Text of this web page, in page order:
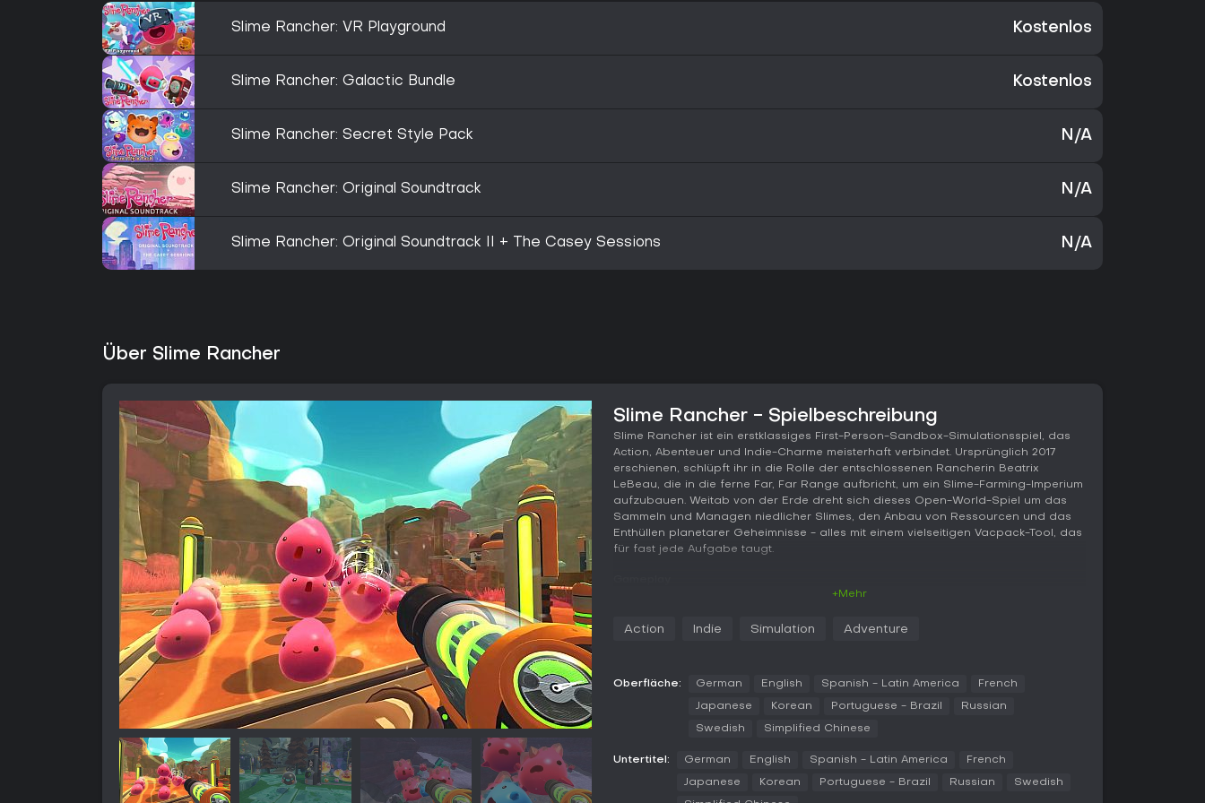
Slime Rancher: VR Playground Kostenlos
Slime Rancher: Galactic Bundle Kostenlos
Slime Rancher: Secret Style Pack N/A
Slime Rancher: Original Soundtrack N/A
Slime Rancher: Original Soundtrack II + The Casey Sessions N/A
Über Slime Rancher
Slime Rancher - Spielbeschreibung
Slime Rancher ist ein erstklassiges First-Person-Sandbox-Simulationsspiel, das
Action, Abenteuer und Indie-Charme meisterhaft verbindet. Ursprünglich 2017
erschienen, schlüpft ihr in die Rolle der entschlossenen Rancherin Beatrix
LeBeau, die in die ferne Far, Far Range aufbricht, um ein Slime-Farming-Imperium
aufzubauen. Weitab von der Erde dreht sich dieses Open-World-Spiel um das
Sammeln und Managen niedlicher Slimes, den Anbau von Ressourcen und das
Enthüllen planetarer Geheimnisse - alles mit einem vielseitigen Vacpack-Tool, das
für fast jede Aufgabe taugt.
Täglich geht's in die Wildnis, um mit dem Vacpack Slimes einzufangen, das
erzeugen, die ihr auf dem Markt gegen Newbucks verkauft.
Upgrades sind entscheidend: Mit den Einnahmen verbessert ihr das Vacpack für
mehr Kapazität oder neue Features, baut Corrals für sichere Slime-Unterkünfte
Ressourcen Gadgets, Deko und Tools für Automatisierung und Effizienz
freischalten. So übernehmen programmable Drones aus dem Automatic Update
+Mehr
Action Indie Simulation Adventure
Oberfläche: German English Spanish - Latin America French
Japanese Korean Portuguese - Brazil Russian
Swedish Simplified Chinese
Untertitel: German English Spanish - Latin America French
Japanese Korean Portuguese - Brazil Russian Swedish